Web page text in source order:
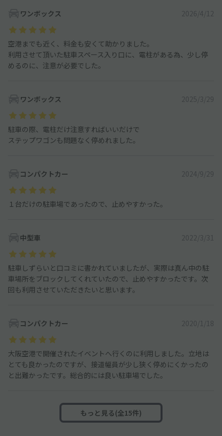
ワンボックス 2026/4/12
空港までも近く、料金も安くて助かりました。
利用させて頂いた駐車スペース入り口に、電柱がある為、少し停
めるのに、注意が必要でした。
ワンボックス 2025/3/29
駐車の際、電柱だけ注意すればいいだけで
ステップワゴンも問題なく停めれました。
コンパクトカー 2024/9/29
１台だけの駐車場であったので、止めやすかった。
中型車 2022/3/31
駐車しずらいと口コミに書かれていましたが、実際は真ん中の駐
車場所をブロックしてくれていたので、止めやすかったです。次
回も利用させていただきたいと思います。
コンパクトカー 2020/1/18
大阪空港で開催されたイベントへ行くのに利用しました。立地は
とても良かったのですが、接道幅員が少し狭く停めにくかったの
と出難かったです。総合的には良い駐車場でした。
もっと見る(全15件)